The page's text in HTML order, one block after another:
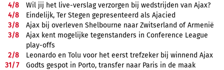
4/8
Wil jij het live-verslag verzorgen bij wedstrijden van Ajax?
4/8
Eindelijk, Ter Stegen gepresenteerd als Ajacied
3/8
Ajax bij overleven Shelbourne naar Zwitserland of Armenië
3/8
Ajax kent mogelijke tegenstanders in Conference League
play-offs
2/8
Leonardo en Tolu voor het eerst trefzeker bij winnend Ajax
31/7
Godts gespot in Porto, transfer naar Paris in de maak